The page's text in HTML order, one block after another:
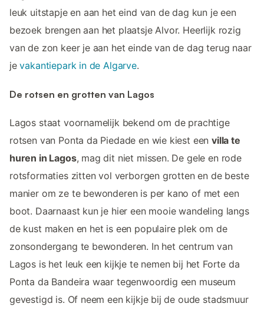
leuk uitstapje en aan het eind van de dag kun je een
bezoek brengen aan het plaatsje Alvor. Heerlijk rozig
van de zon keer je aan het einde van de dag terug naar
jevakantiepark in de Algarve.
De rotsen en grotten van Lagos
Lagos staat voornamelijk bekend om de prachtige
rotsen van Ponta da Piedade en wie kiest eenvilla te
huren in Lagos, mag dit niet missen. De gele en rode
rotsformaties zitten vol verborgen grotten en de beste
manier om ze te bewonderen is per kano of met een
boot. Daarnaast kun je hier een mooie wandeling langs
de kust maken en het is een populaire plek om de
zonsondergang te bewonderen. In het centrum van
Lagos is het leuk een kijkje te nemen bij het Forte da
Ponta da Bandeira waar tegenwoordig een museum
gevestigd is. Of neem een kijkje bij de oude stadsmuur